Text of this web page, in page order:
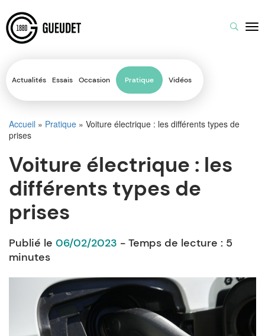
Actualités Essais Occasion Pratique Vidéos
Accueil » Pratique » Voiture électrique : les différents types de
prises
Voiture électrique : les
différents types de
prises
Publié le 06/02/2023 - Temps de lecture : 5
minutes